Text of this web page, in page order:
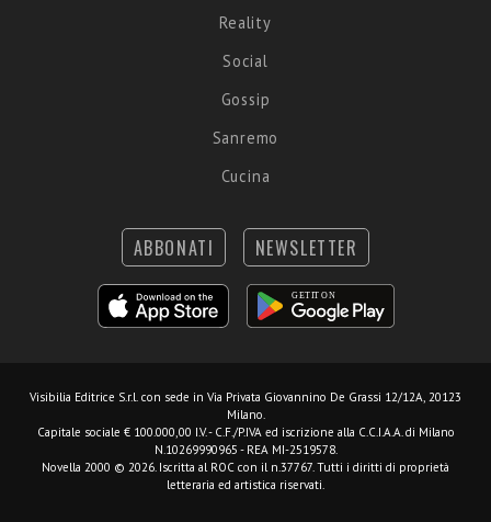
Reality
Social
Gossip
Sanremo
Cucina
ABBONATI NEWSLETTER
Visibilia Editrice S.r.l. con sede in Via Privata Giovannino De Grassi 12/12A, 20123
Milano.
Capitale sociale € 100.000,00 I.V. - C.F./P.IVA ed iscrizione alla C.C.I.A.A. di Milano
N.10269990965 - REA MI-2519578.
Novella 2000 © 2026. Iscritta al ROC con il n.37767. Tutti i diritti di proprietà
letteraria ed artistica riservati.